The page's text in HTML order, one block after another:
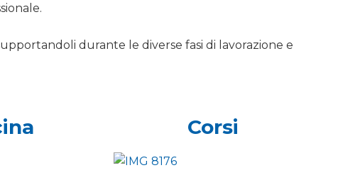
durante le diverse fasi di lavorazione e
Corsi